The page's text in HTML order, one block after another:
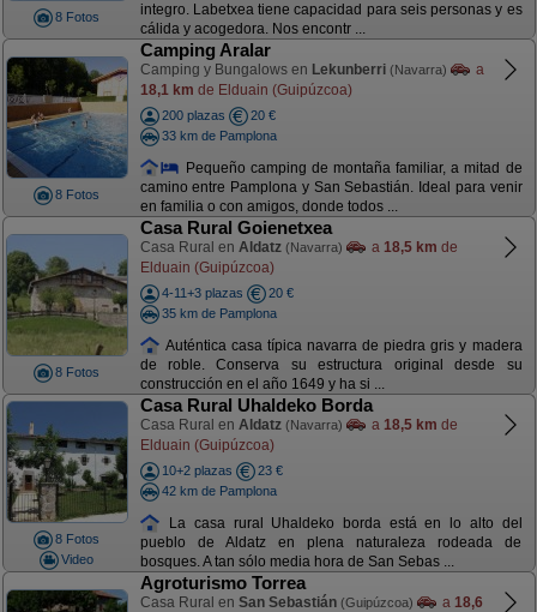
8 Fotos
integro. Labetxea tiene capacidad para seis personas y es
cálida y acogedora. Nos encontr ...
8 Fotos
Camping Aralar
Camping y Bungalows en Lekunberri (Navarra)
a
18,1 km de Elduain (Guipúzcoa)
200 plazas
20 €
33 km de Pamplona
Pequeño camping de montaña familiar, a mitad de
camino entre Pamplona y San Sebastián. Ideal para venir
en familia o con amigos, donde todos ...
8 Fotos
Casa Rural Goienetxea
Casa Rural en Aldatz (Navarra) a 18,5 km de
Elduain (Guipúzcoa)
4-11+3 plazas
20 €
35 km de Pamplona
Auténtica casa típica navarra de piedra gris y madera
de roble. Conserva su estructura original desde su
construcción en el año 1649 y ha si ...
8 Fotos
Video
Casa Rural Uhaldeko Borda
Casa Rural en Aldatz (Navarra) a 18,5 km de
Elduain (Guipúzcoa)
10+2 plazas
23 €
42 km de Pamplona
La casa rural Uhaldeko borda está en lo alto del
pueblo de Aldatz en plena naturaleza rodeada de
bosques. A tan sólo media hora de San Sebas ...
Agroturismo Torrea
Casa Rural en San Sebastián (Guipúzcoa) a 18,6